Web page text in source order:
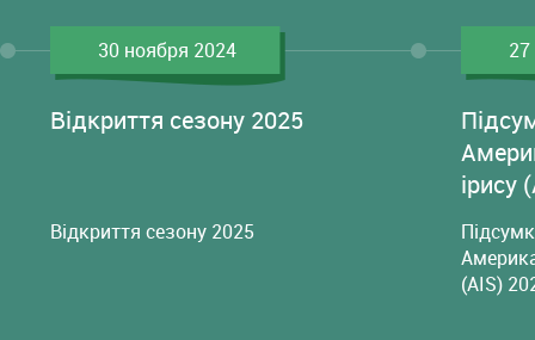
30 ноября 2024
Відкриття сезону 2025
Відкриття сезону 2025
ірису
(AIS)